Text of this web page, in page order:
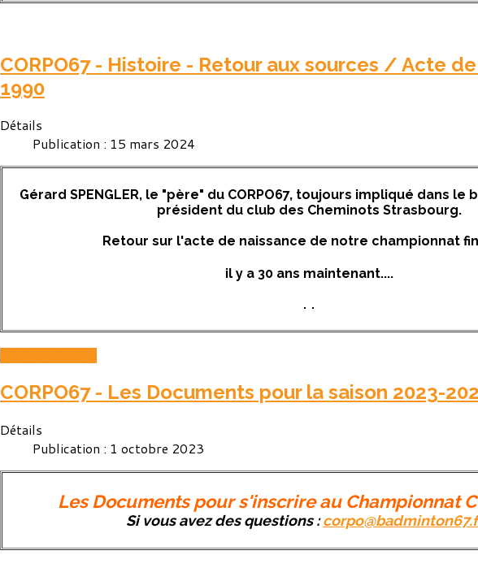
CORPO67 - Histoire - Retour aux sources / Acte
1990
Détails
Publication : 15 mars 2024
Gérard SPENGLER, le "père" du CORPO67, toujours impliqué dans le
président du club des Cheminots Strasbourg.
Retour sur l'acte de naissance de notre championnat fin
il y a 30 ans maintenant....
CORPO67 - Les Documents pour la saison 2023-
Détails
Publication : 1 octobre 2023
Les Documents pour s'inscrire au Championnat
Si vous avez des questions :